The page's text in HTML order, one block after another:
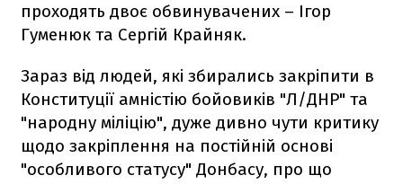
проходять двоє обвинувачених – Ігор
Гуменюк та Сергій Крайняк.
Зараз від людей, які збирались закріпити в
Конституції амністію бойовиків "Л/ДНР" та
"народну міліцію", дуже дивно чути критику
щодо закріплення на постійній основі
"особливого статусу" Донбасу, про що